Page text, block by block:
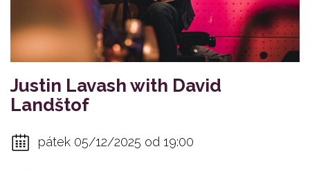
Justin Lavash with David
Landštof
pátek 05/12/2025 od 19:00